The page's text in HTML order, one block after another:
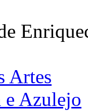
Artes
e Azulejo